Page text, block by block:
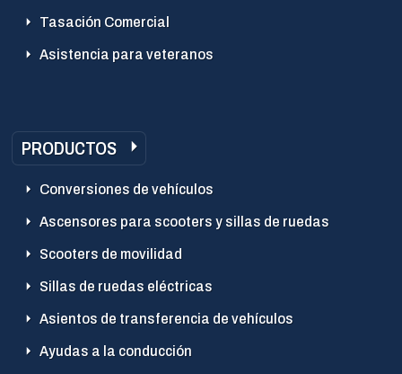
Tasación Comercial
Asistencia para veteranos
PRODUCTOS
Conversiones de vehículos
Ascensores para scooters y sillas de ruedas
Scooters de movilidad
Sillas de ruedas eléctricas
Asientos de transferencia de vehículos
Ayudas a la conducción